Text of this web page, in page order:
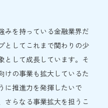
みを持っている金融業界だ
としてこれまで関わりの少
として成長しています。そ
けの事業も拡大しているた
に推進力を発揮したいで
さらなる事業拡大を担うこ